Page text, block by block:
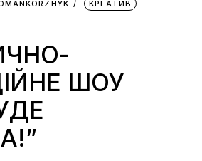
КРЕАТИВ
ШОУ